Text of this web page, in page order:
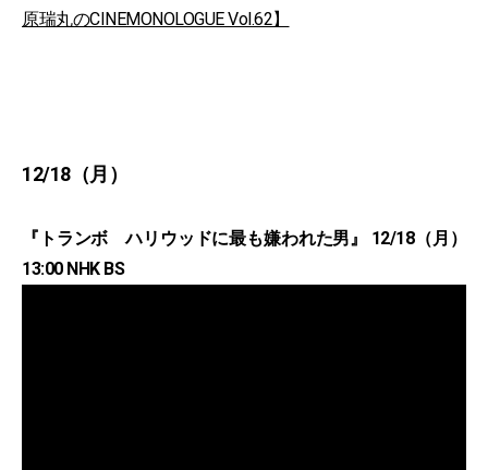
原瑞丸のCINEMONOLOGUE Vol.62】
12/18（月）
『トランボ ハリウッドに最も嫌われた男』 12/18（月）
13:00 NHK BS